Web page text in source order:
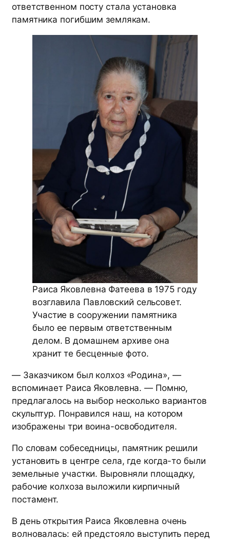
ответственном посту стала установка
памятника погибшим землякам.
Раиса Яковлевна Фатеева в 1975 году
возглавила Павловский сельсовет.
Участие в сооружении памятника
было ее первым ответственным
делом. В домашнем архиве она
хранит те бесценные фото.
— Заказчиком был колхоз «Родина», —
вспоминает Раиса Яковлевна. — Помню,
предлагалось на выбор несколько вариантов
скульптур. Понравился наш, на котором
изображены три воина-освободителя.
По словам собеседницы, памятник решили
установить в центре села, где когда-то были
земельные участки. Выровняли площадку,
рабочие колхоза выложили кирпичный
постамент.
В день открытия Раиса Яковлевна очень
волновалась: ей предстояло выступить перед